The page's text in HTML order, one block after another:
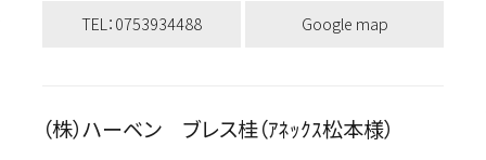
TEL：0753934488 Google map
（株）ハーベン ブレス桂（ｱﾈｯｸｽ松本様）